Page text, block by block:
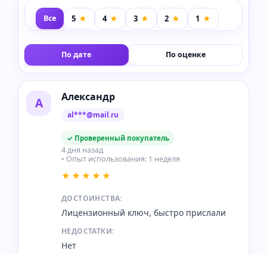
Все
По дате По оценке
А Александр
al***@mail.ru
✓ Проверенный покупатель
4 дня назад
• Опыт использования: 1 неделя
★★★★★
ДОСТОИНСТВА:
Лицензионный ключ, быстро прислали
НЕДОСТАТКИ:
Нет